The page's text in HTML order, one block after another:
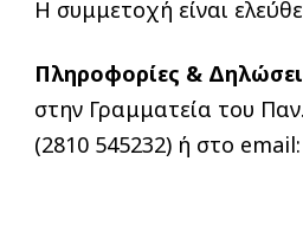
Η συμμετοχή είναι
Πληροφορίες &
στην Γραμματεία του
(2810 545232) ή στο email: